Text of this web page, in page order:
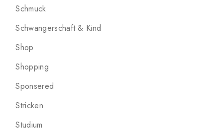
Schmuck
Schwangerschaft & Kind
Shop
Shopping
Sponsered
Stricken
Studium